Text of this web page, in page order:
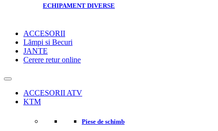
ECHIPAMENT DIVERSE
ACCESORII
Lămpi si Becuri
JANTE
Cerere retur online
ACCESORII ATV
KTM
Piese de schimb